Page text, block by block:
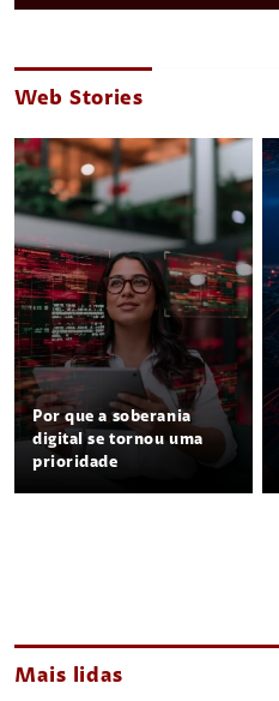
Web Stories
Por que a soberania
digital se tornou uma
prioridade
Mais lidas